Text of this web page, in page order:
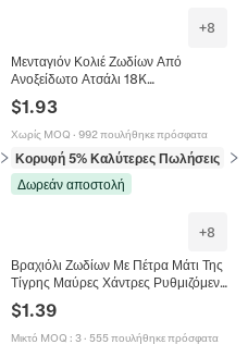
σε Βραχιόλια
+8
Μενταγιόν Κολιέ Ζωδίων Από
Ανοξείδωτο Ατσάλι 18K
Κοχύλι Στρογγυλό Μετάλλιο
Κόσμημα
$1.93
Χωρίς MOQ · 992 πουλήθηκε πρόσφατα
Κορυφή 5% Καλύτερες Πωλήσεις
σε
Δωρεάν αποστολή
+8
Βραχιόλι Ζωδίων Με Πέτρα Μάτι Της
Τίγρης Μαύρες Χάντρες Ρυθμιζόμενο
Πλεκτό Σχοινί Κόσμημα Για Άνδρες
Γυναίκες
$1.39
Μικτό MOQ : 3· 555 πουλήθηκε πρόσφατα